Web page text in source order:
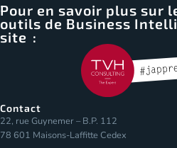
Pour en savoir plus sur
outils de Business
site :
Contact
22, rue Guynemer – B.P. 112
78 601 Maisons-Laffitte Cedex